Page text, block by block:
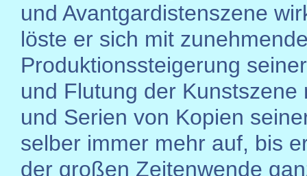
und Avantgardistenszene
löste er sich mit
Produktionssteigerung
und Flutung der Kunstszene
und Serien von Kopien
selber immer mehr auf, bis
der großen Zeitenwende